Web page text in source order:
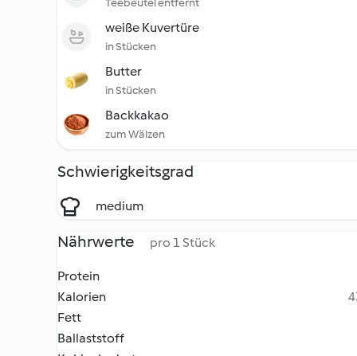
Teebeutel entfernt
weiße Kuvertüre
in Stücken
Butter
in Stücken
Backkakao
zum Wälzen
Schwierigkeitsgrad
medium
Nährwerte pro 1 Stück
Protein
Kalorien
Fett
Ballaststoff